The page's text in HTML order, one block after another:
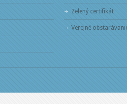
Zelený certifikát
Verejné